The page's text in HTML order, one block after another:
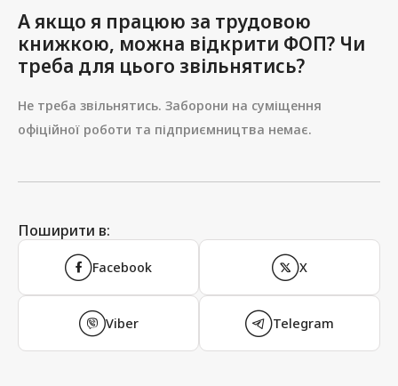
А якщо я працюю за трудовою
книжкою, можна відкрити ФОП? Чи
треба для цього звільнятись?
Не треба звільнятись. Заборони на суміщення
офіційної роботи та підприємництва немає.
Поширити в:
Facebook X
Viber Telegram